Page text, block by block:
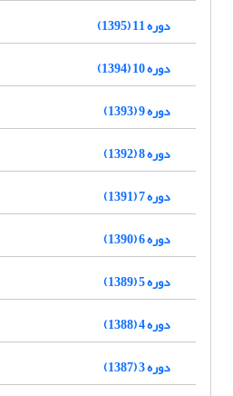
دوره 11 (1395)
دوره 10 (1394)
دوره 9 (1393)
دوره 8 (1392)
دوره 7 (1391)
دوره 6 (1390)
دوره 5 (1389)
دوره 4 (1388)
دوره 3 (1387)